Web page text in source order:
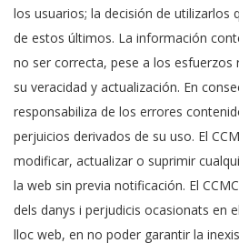
los usuarios; la decisión de utilizarlos
de estos últimos. La información
no ser correcta, pese a los esfuerzos
su veracidad y actualización. En
responsabiliza de los errores
perjuicios derivados de su uso. El
modificar, actualizar o suprimir
la web sin previa notificación. El
dels danys i perjudicis ocasionats en
lloc web, en no poder garantir la